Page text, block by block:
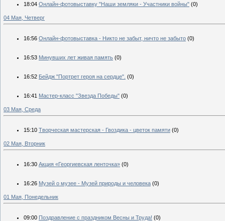
18:04 Онлайн-фотовыставку "Наши земляки - Участники войны" (0)
04 Мая, Четверг
16:56 Онлайн-фотовыставка - Никто не забыт, ничто не забыто (0)
16:53 Минувших лет живая память (0)
16:52 Бейдж "Портрет героя на сердце". (0)
16:41 Мастер-класс "Звезда Победы" (0)
03 Мая, Среда
15:10 Творческая мастерская - Гвоздика - цветок памяти (0)
02 Мая, Вторник
16:30 Акция «Георгиевская ленточка» (0)
16:26 Музей о музее - Музей природы и человека (0)
01 Мая, Понедельник
09:00 Поздравление с праздником Весны и Труда! (0)